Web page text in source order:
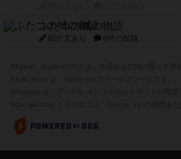
ふたつの城の物語
紹介文あり 6件の投稿